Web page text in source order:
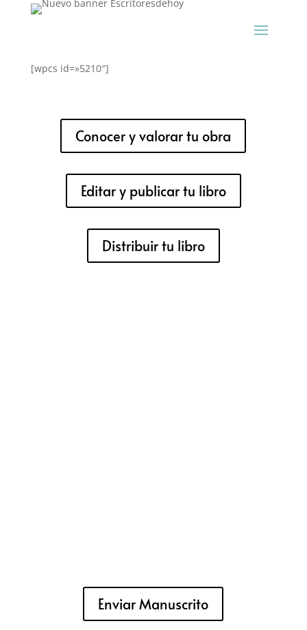
[wpcs id=»5210″]
Conocer y valorar tu obra
Editar y publicar tu libro
Distribuir tu libro
Enviar Manuscrito